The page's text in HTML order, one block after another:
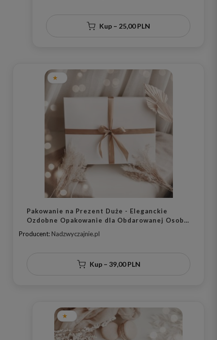
Kup – 25,00 PLN
Pakowanie na Prezent Duże - Eleganckie
Ozdobne Opakowanie dla Obdarowanej Osoby
na Każdą Okazję
Producent: Nadzwyczajnie.pl
Kup – 39,00 PLN